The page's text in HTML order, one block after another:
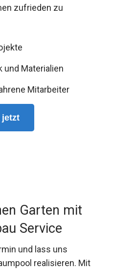
zufrieden zu
und Materialien
Mitarbeiter
jetzt
Garten mit
Service
und lass uns
realisieren. Mit